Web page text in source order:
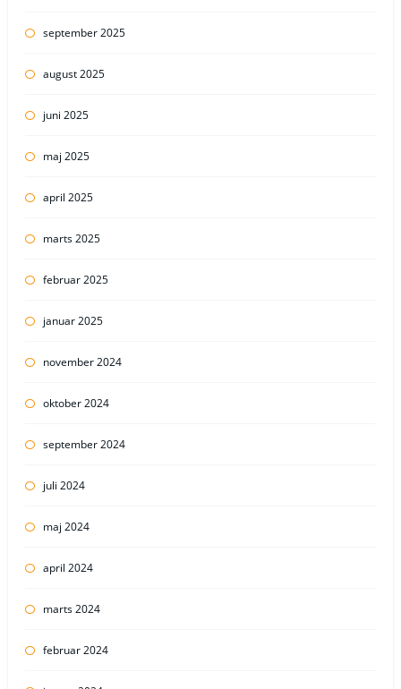
september 2025
august 2025
juni 2025
maj 2025
april 2025
marts 2025
februar 2025
januar 2025
november 2024
oktober 2024
september 2024
juli 2024
maj 2024
april 2024
marts 2024
februar 2024